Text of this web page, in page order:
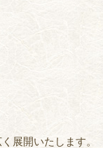
展開いたします。